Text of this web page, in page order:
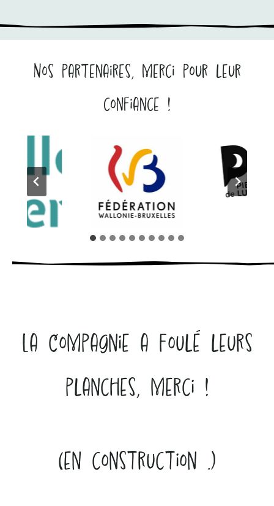
Nos partenaires, merci pour leur
confiance !
La Compagnie a foulé leurs
planches, merci !
(en construction …)